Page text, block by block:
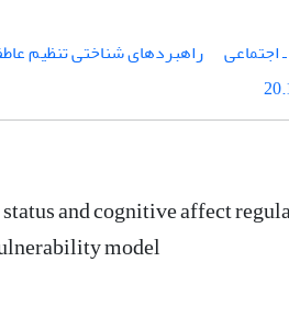
اجتماعی راهبردهای شناختی تنظیم
and cognitive affect
model